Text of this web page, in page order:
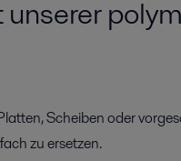
Scheiben oder
zu ersetzen.